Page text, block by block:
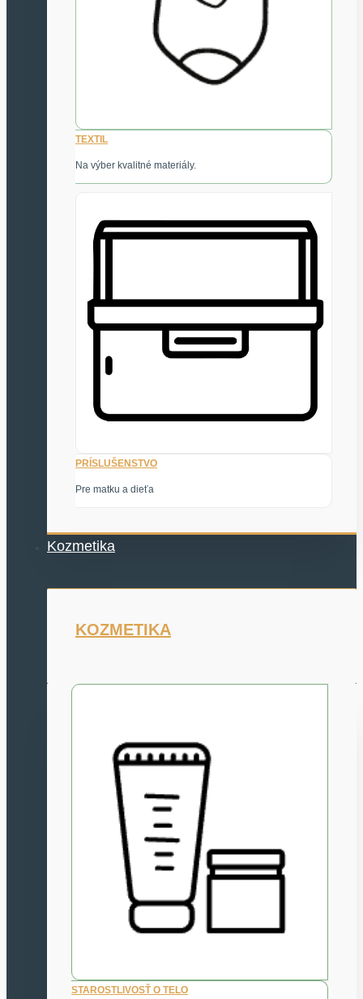
TEXTIL
Na výber kvalitné materiály.
PRÍSLUŠENSTVO
Pre matku a dieťa
Kozmetika
KOZMETIKA
STAROSTLIVOSŤ O TELO